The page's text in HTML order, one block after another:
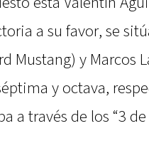
a su favor, se
Mustang) y Marcos
y octava,
a través de los “3